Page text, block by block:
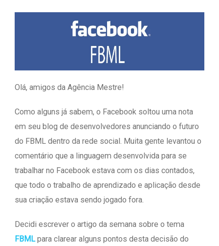
Olá, amigos da Agência Mestre!
Como alguns já sabem, o Facebook soltou uma nota
em seu blog de desenvolvedores anunciando o futuro
do FBML dentro da rede social. Muita gente levantou o
comentário que a linguagem desenvolvida para se
trabalhar no Facebook estava com os dias contados,
que todo o trabalho de aprendizado e aplicação desde
sua criação estava sendo jogado fora.
Decidi escrever o artigo da semana sobre o tema
FBMLpara clarear alguns pontos desta decisão do